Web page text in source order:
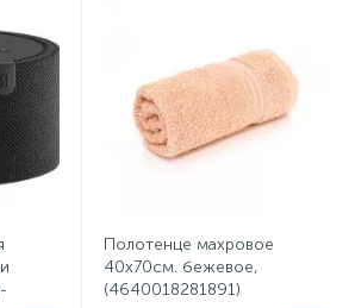
Полотенце махровое
40х70см. бежевое,
(4640018281891)